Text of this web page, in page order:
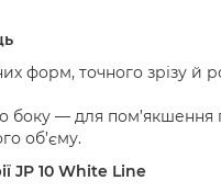
форм, точного зрізу й
боку — для пом’якшення
об’єму.
JP 10 White Line